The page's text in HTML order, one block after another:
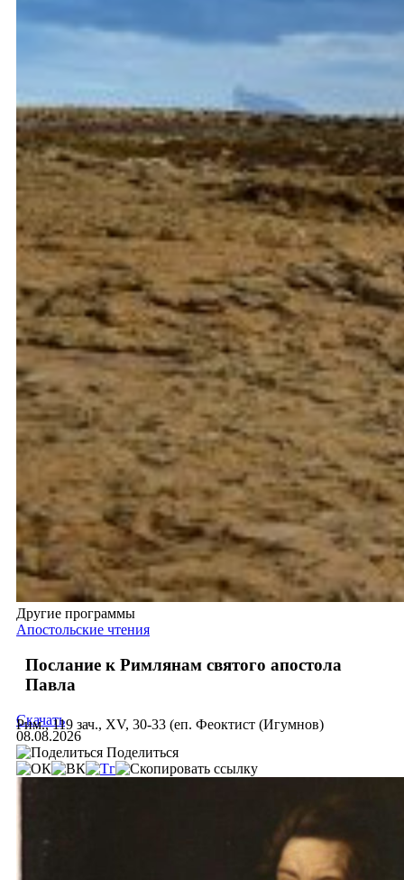
Другие программы
Апостольские чтения
Послание к Римлянам святого апостола
Павла
Рим., 119 зач., XV, 30-33 (еп. Феоктист (Игумнов)
Скачать
08.08.2026
Поделиться